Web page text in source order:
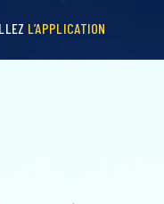
L’APPLICATION